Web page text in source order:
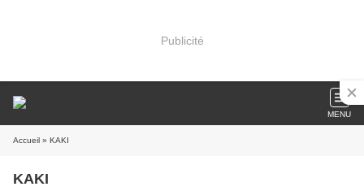
Publicité
MENU
Accueil » KAKI
KAKI